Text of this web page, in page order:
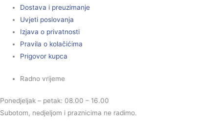
Dostava i preuzimanje
Uvjeti poslovanja
Izjava o privatnosti
Pravila o kolačićima
Prigovor kupca
Radno vrijeme
Ponedjeljak – petak: 08.00 – 16.00
Subotom, nedjeljom i praznicima ne radimo.